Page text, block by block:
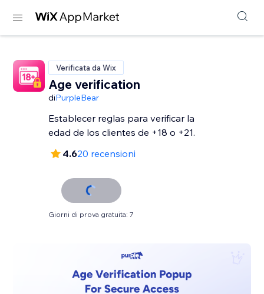
Verificata da Wix
Age verification
diPurpleBear
Establecer reglas para verificar la
edad de los clientes de +18 o +21.
4.620 recensioni
Giorni di prova gratuita: 7